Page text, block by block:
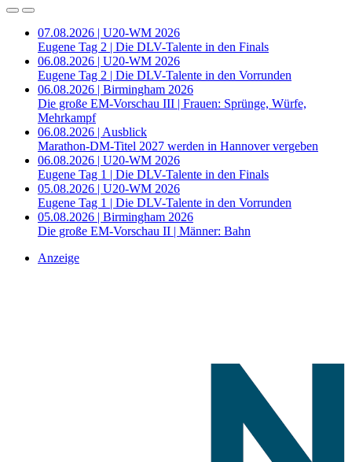
07.08.2026 | U20-WM 2026
Eugene Tag 2 | Die DLV-Talente in den Finals
06.08.2026 | U20-WM 2026
Eugene Tag 2 | Die DLV-Talente in den Vorrunden
06.08.2026 | Birmingham 2026
Die große EM-Vorschau III | Frauen: Sprünge, Würfe,
Mehrkampf
06.08.2026 | Ausblick
Marathon-DM-Titel 2027 werden in Hannover vergeben
06.08.2026 | U20-WM 2026
Eugene Tag 1 | Die DLV-Talente in den Finals
05.08.2026 | U20-WM 2026
Eugene Tag 1 | Die DLV-Talente in den Vorrunden
05.08.2026 | Birmingham 2026
Die große EM-Vorschau II | Männer: Bahn
Anzeige